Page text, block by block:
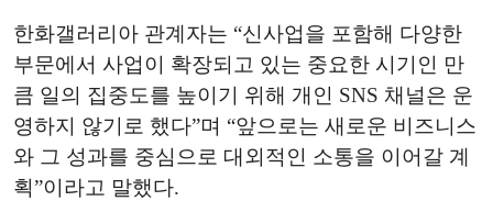
한화갤러리아 관계자는 “신사업을 포함해 다양한
부문에서 사업이 확장되고 있는 중요한 시기인 만
큼 일의 집중도를 높이기 위해 개인 SNS 채널은 운
영하지 않기로 했다”며 “앞으로는 새로운 비즈니스
와 그 성과를 중심으로 대외적인 소통을 이어갈 계
획”이라고 말했다.